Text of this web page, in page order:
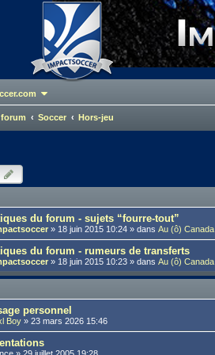
Soccer Hors-jeu
du forum - sujets “fourre-tout”
» 18 juin 2015 10:24 » dansAu (ô) Canada
du forum - rumeurs de transferts
» 18 juin 2015 10:23 » dansAu (ô) Canada
personnel
Boy »23 mars 2026 15:46